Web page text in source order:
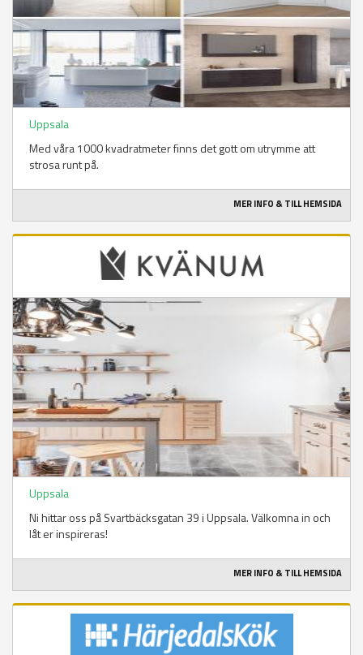
Uppsala
Med våra 1000 kvadratmeter finns det gott om utrymme att
strosa runt på.
MER INFO & TILL HEMSIDA
Uppsala
Ni hittar oss på Svartbäcksgatan 39 i Uppsala. Välkomna in och
låt er inspireras!
MER INFO & TILL HEMSIDA